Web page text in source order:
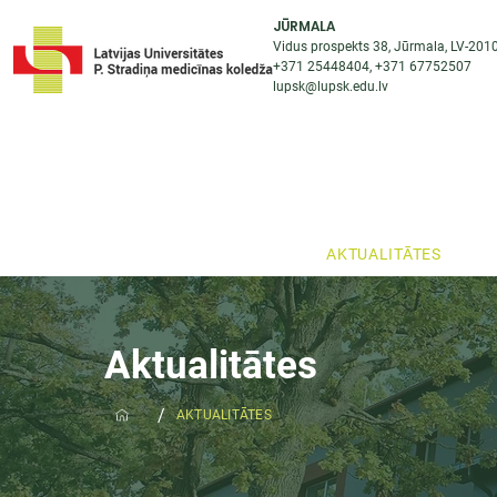
JŪRMALA
Vidus prospekts 38, Jūrmala, LV-
+371 25448404, +371 67752507
lupsk@lupsk.edu.lv
AKTUALITĀTES
Aktualitātes
/ AKTUALITĀTES